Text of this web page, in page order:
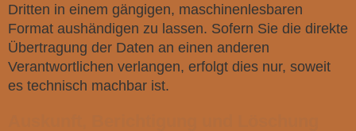
Dritten in einem gängigen, maschinenlesbaren
Format aushändigen zu lassen. Sofern Sie die direkte
Übertragung der Daten an einen anderen
Verantwortlichen verlangen, erfolgt dies nur, soweit
es technisch machbar ist.